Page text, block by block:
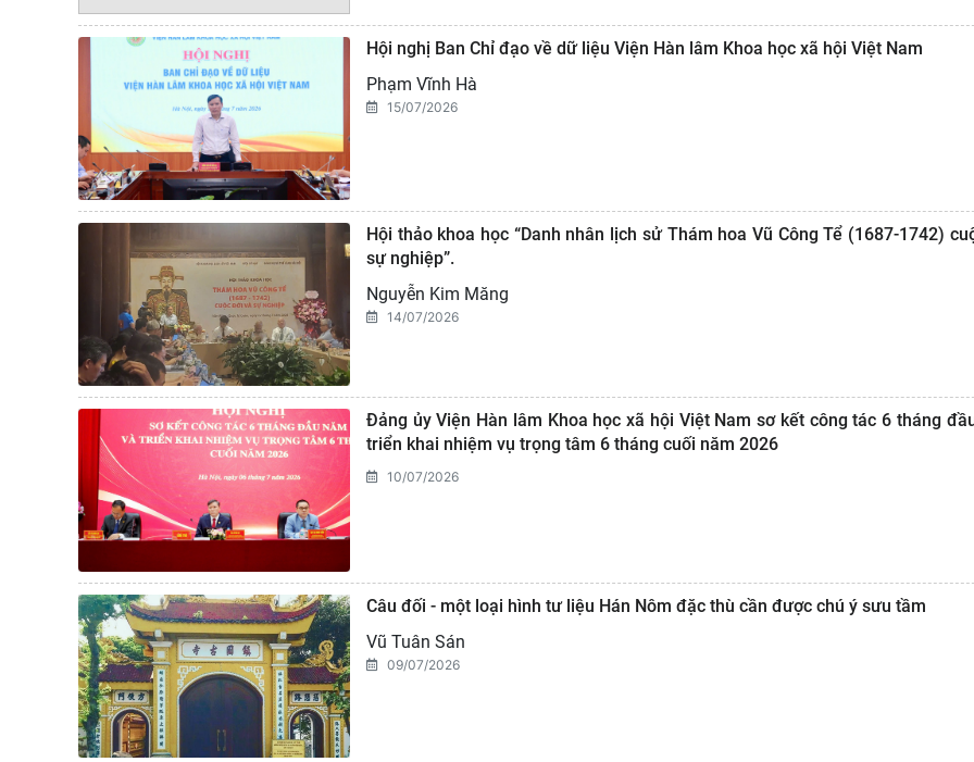
Hội nghị Ban Chỉ đạo về dữ liệu Viện Hàn lâm Khoa học xã hội Việt Nam
Phạm Vĩnh Hà
15/07/2026
Hội thảo khoa học “Danh nhân lịch sử Thám hoa Vũ Công Tể (1687-1742)
sự nghiệp”.
Nguyễn Kim Măng
14/07/2026
Đảng ủy Viện Hàn lâm Khoa học xã hội Việt Nam sơ kết công tác 6 tháng
triển khai nhiệm vụ trọng tâm 6 tháng cuối năm 2026
10/07/2026
Câu đối - một loại hình tư liệu Hán Nôm đặc thù cần được chú ý sưu tầm
Vũ Tuân Sán
09/07/2026